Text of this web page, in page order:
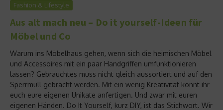
Fashion & Lifestyle
Aus alt mach neu – Do it yourself-Ideen für
Möbel und Co
Warum ins Möbelhaus gehen, wenn sich die heimischen Möbel
und Accessoires mit ein paar Handgriffen umfunktionieren
lassen? Gebrauchtes muss nicht gleich aussortiert und auf den
Sperrmüll gebracht werden. Mit ein wenig Kreativität könnt ihr
euch eure eigenen Unikate anfertigen. Und zwar mit euren
eigenen Händen. Do It Yourself, kurz DIY, ist das Stichwort. Wir